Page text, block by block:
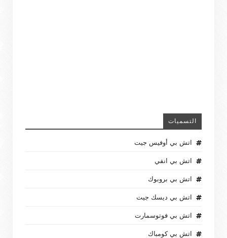
التسميات
اتش بي أوفيس جيت
اتش بي انفي
اتش بي بروبوك
اتش بي ديسك جيت
اتش بي فوتوسمارت
اتش بي كومباك